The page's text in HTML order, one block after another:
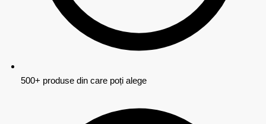
500+ produse din care poți alege